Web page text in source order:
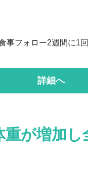
フォロー2週間に1
詳細へ
重が増加